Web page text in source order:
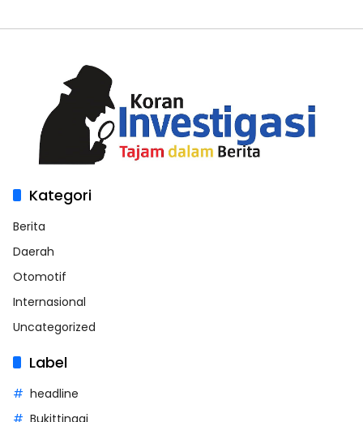
Kategori
Berita
Daerah
Otomotif
Internasional
Uncategorized
Label
headline